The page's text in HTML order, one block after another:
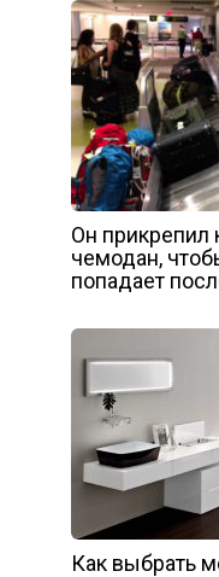
Он прикрепил
чемодан,
попадает
Как выбрать